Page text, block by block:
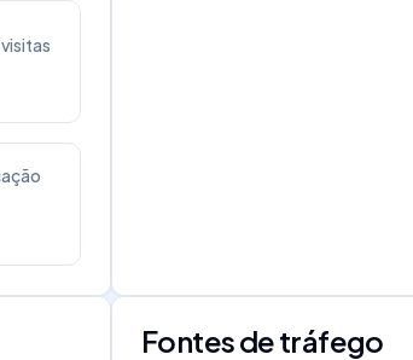
Fontes de tráfego